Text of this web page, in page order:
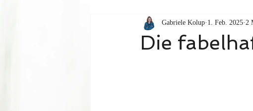
Die
Gabriele Kolup 1. Feb. 2025 2